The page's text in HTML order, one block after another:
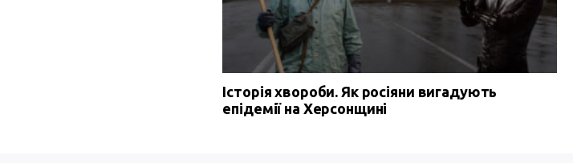
Історія хвороби. Як росіяни вигадують
епідемії на Херсонщині